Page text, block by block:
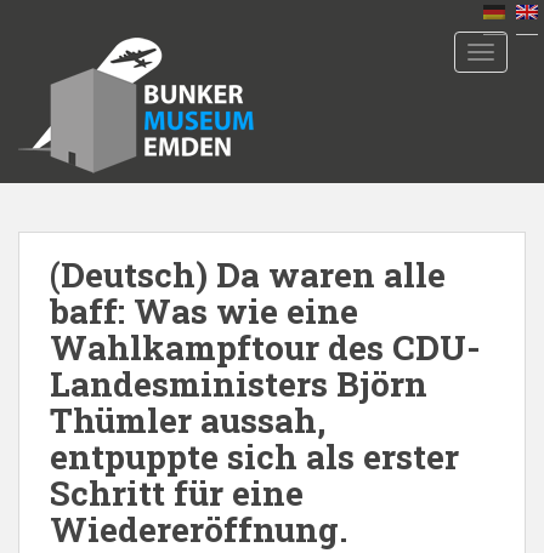
m
(Deutsch) Da waren alle
baff: Was wie eine
Wahlkampftour des CDU-
Landesministers Björn
Thümler aussah,
entpuppte sich als erster
Schritt für eine
Wiedereröffnung.